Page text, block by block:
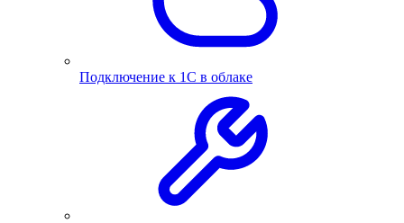
Подключение к 1С в облаке